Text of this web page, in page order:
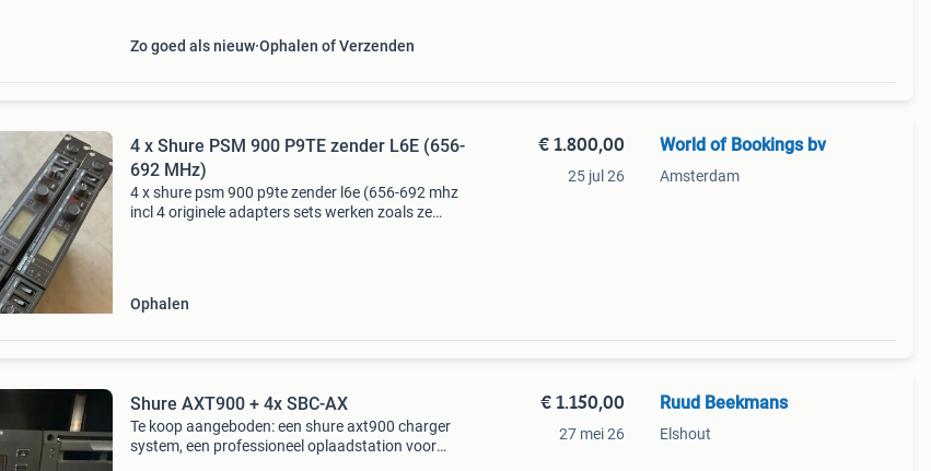
Zo goed als nieuw Ophalen of Verzenden
4 x Shure PSM 900 P9TE zender L6E (656-
692 MHz)
4 x shure psm 900 p9te zender l6e (656-692 mhz
incl 4 originele adapters sets werken zoals ze
Ophalen
€ 1.800,00
25 jul 26
World of Bookings bv
Amsterdam
Shure AXT900 + 4x SBC-AX
Te koop aangeboden: een shure axt900 charger
system, een professioneel oplaadstation voor
€ 1.150,00
27 mei 26
Ruud Beekmans
Elshout